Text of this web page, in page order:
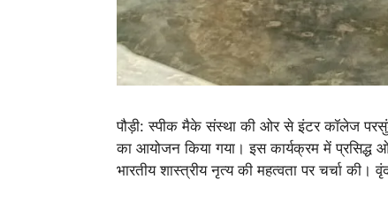
पौड़ी: स्पीक मैके संस्था की ओर से इंटर कॉलेज
का आयोजन किया गया। इस कार्यक्रम में प्रसिद्ध
भारतीय शास्त्रीय नृत्य की महत्वता पर चर्चा